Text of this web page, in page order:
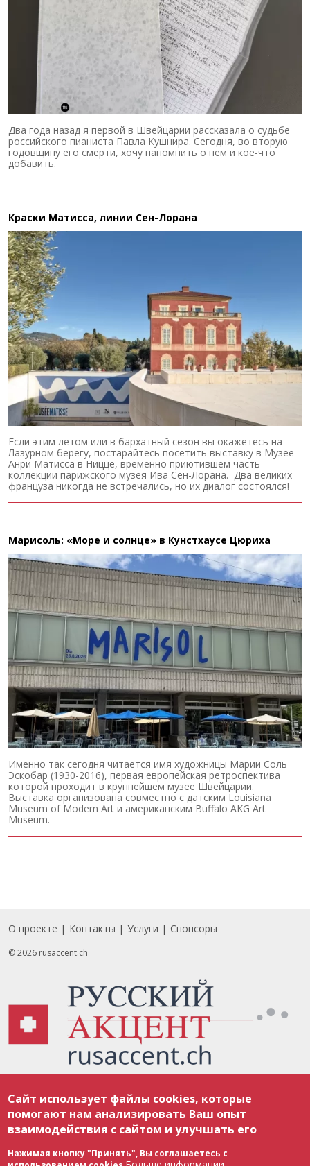
Два года назад я первой в Швейцарии рассказала о судьбе
российского пианиста Павла Кушнира. Сегодня, во вторую
годовщину его смерти, хочу напомнить о нем и кое-что
добавить.
Краски Матисса, линии Сен-Лорана
Если этим летом или в бархатный сезон вы окажетесь на
Лазурном берегу, постарайтесь посетить выставку в Музее
Анри Матисса в Ницце, временно приютившем часть
коллекции парижского музея Ива Сен-Лорана. Два великих
француза никогда не встречались, но их диалог состоялся!
Марисоль: «Море и солнце» в Кунстхаусе Цюриха
Именно так сегодня читается имя художницы Марии Соль
Эскобар (1930-2016), первая европейская ретроспектива
которой проходит в крупнейшем музее Швейцарии.
Выставка организована совместно с датским Louisiana
Museum of Modern Art и американским Buffalo AKG Art
Museum.
Footer
О проекте Контакты Услуги Спонсоры
© 2026 rusaccent.ch
соответствии с законодательством Швейцарии об авторском праве и
международными соглашениями. Полное или частичное использование
материалов возможно только с разрешения редакции. В случае полного
или частичного воспроизведения материалов сайта rusaccent.ch,
ОБЯЗАТЕЛЬНА АКТИВНАЯ ГИПЕРССЫЛКА на конкретный заимствованный
текст. Фотоизображения, размещенные редакцией rusaccent.ch, являются
ее исключительной собственностью. Полное или частичное
Сайт использует файлы cookies, которые
помогают нам анализировать Ваш опыт
взаимодействия с сайтом и улучшать его
Нажимая кнопку "Принять", Вы соглашаетесь с